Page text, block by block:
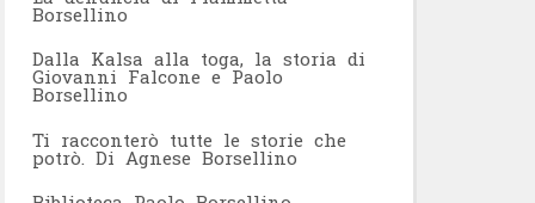
Borsellino
Dalla Kalsa alla toga, la storia di
Giovanni Falcone e Paolo
Borsellino
Ti racconterò tutte le storie che
potrò. Di Agnese Borsellino